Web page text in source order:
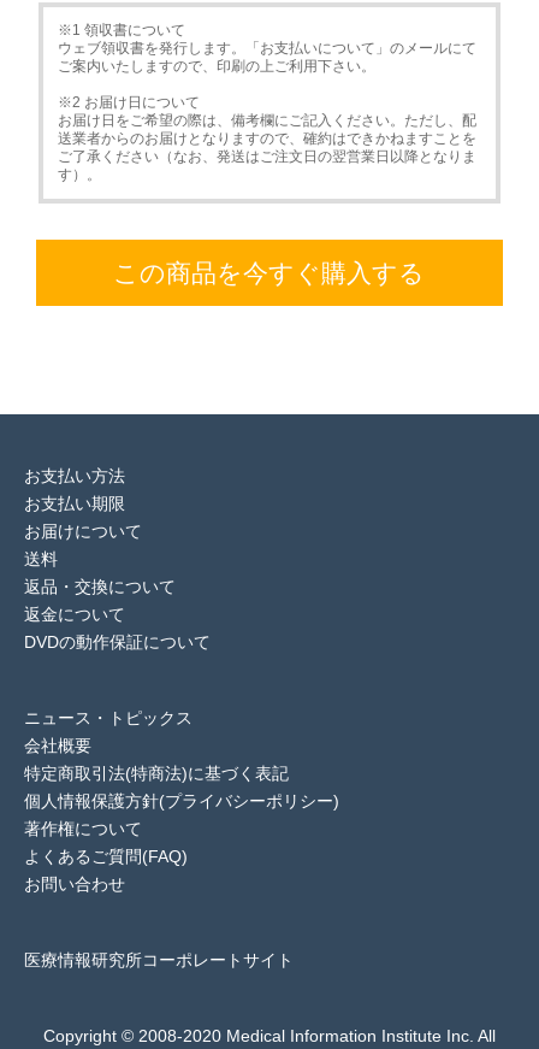
※1 領収書について
ウェブ領収書を発行します。「お支払いについて」のメールにて
ご案内いたしますので、印刷の上ご利用下さい。
※2 お届け日について
お届け日をご希望の際は、備考欄にご記入ください。ただし、配
送業者からのお届けとなりますので、確約はできかねますことを
ご了承ください（なお、発送はご注文日の翌営業日以降となりま
す）。
この商品を今すぐ購入する
お支払い方法
お支払い期限
お届けについて
送料
返品・交換について
返金について
DVDの動作保証について
ニュース・トピックス
会社概要
特定商取引法(特商法)に基づく表記
個人情報保護方針(プライバシーポリシー)
著作権について
よくあるご質問(FAQ)
お問い合わせ
医療情報研究所コーポレートサイト
Copyright © 2008-2020 Medical Information Institute Inc. All